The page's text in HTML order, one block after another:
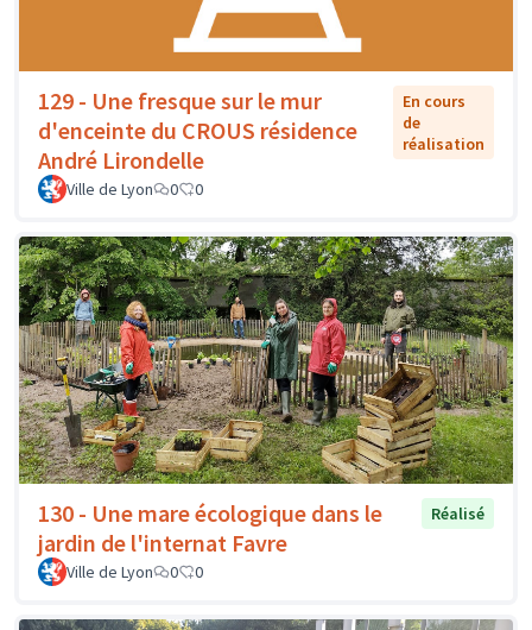
129 - Une fresque sur le mur
d'enceinte du CROUS résidence
André Lirondelle
En cours
de
réalisation
Ville de Lyon 0 0
130 - Une mare écologique dans le
jardin de l'internat Favre
Réalisé
Ville de Lyon 0 0